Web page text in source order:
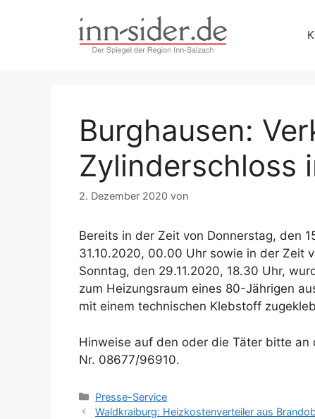
Burghausen:
Zylinderschloss
2. Dezember 2020 von
Bereits in der Zeit von Donnerstag, den
31.10.2020, 00.00 Uhr sowie in der Zeit
Sonntag, den 29.11.2020, 18.30 Uhr,
zum Heizungsraum eines 80-Jährigen
mit einem technischen Klebstoff
Hinweise auf den oder die Täter bitte
Nr. 08677/96910.
Kategorien
Presse-Service
Waldkraiburg: Heizkostenverteiler aus